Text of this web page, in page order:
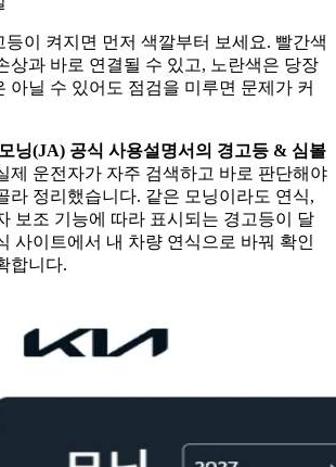
등이 켜지면 먼저 색깔부터 보세요. 빨간색
상과 바로 연결될 수 있고, 노란색은 당장
아닐 수 있어도 점검을 미루면 문제가 커
닝(JA) 공식 사용설명서의 경고등 & 심볼
제 운전자가 자주 검색하고 바로 판단해야
라 정리했습니다. 같은 모닝이라도 연식,
보조 기능에 따라 표시되는 경고등이 달
사이트에서 내 차량 연식으로 바꿔 확인
합니다.